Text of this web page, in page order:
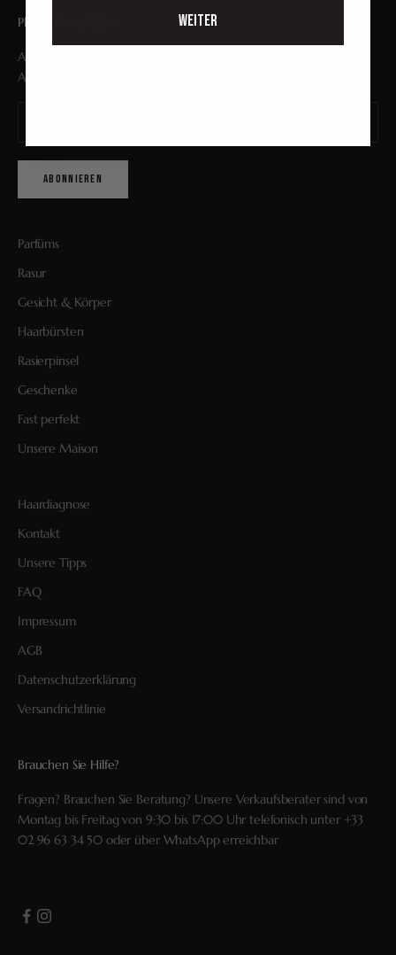
Plisson Newsletter
Abonnieren Sie unseren Newsletter und erhalten Sie exklusive
Angebote.
ABONNIEREN
Parfüms
Rasur
Gesicht & Körper
Haarbürsten
Rasierpinsel
Geschenke
Fast perfekt
Unsere Maison
Haardiagnose
Kontakt
Unsere Tipps
FAQ
Impressum
AGB
Datenschutzerklärung
Versandrichtlinie
Brauchen Sie Hilfe?
Fragen? Brauchen Sie Beratung? Unsere Verkaufsberater sind von
Montag bis Freitag von 9:30 bis 17:00 Uhr telefonisch unter +33
02 96 63 34 50 oder überWhatsApperreichbar
WEITER